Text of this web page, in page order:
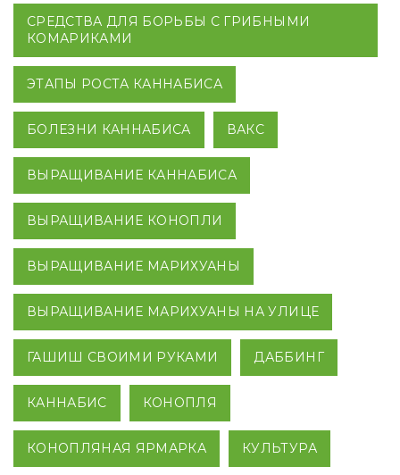
СРЕДСТВА ДЛЯ БОРЬБЫ С ГРИБНЫМИ
КОМАРИКАМИ
ЭТАПЫ РОСТА КАННАБИСА
БОЛЕЗНИ КАННАБИСА ВАКС
ВЫРАЩИВАНИЕ КАННАБИСА
ВЫРАЩИВАНИЕ КОНОПЛИ
ВЫРАЩИВАНИЕ МАРИХУАНЫ
ВЫРАЩИВАНИЕ МАРИХУАНЫ НА УЛИЦЕ
ГАШИШ СВОИМИ РУКАМИ ДАББИНГ
КАННАБИС КОНОПЛЯ
КОНОПЛЯНАЯ ЯРМАРКА КУЛЬТУРА